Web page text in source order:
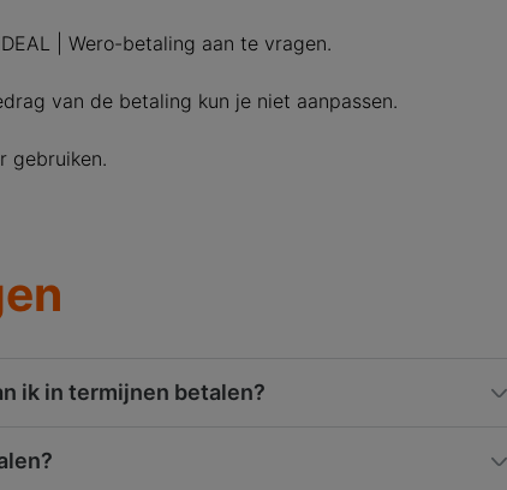
| Wero-betaling aan te vragen.
van de betaling kun je niet aanpassen.
gebruiken.
ik in termijnen betalen?